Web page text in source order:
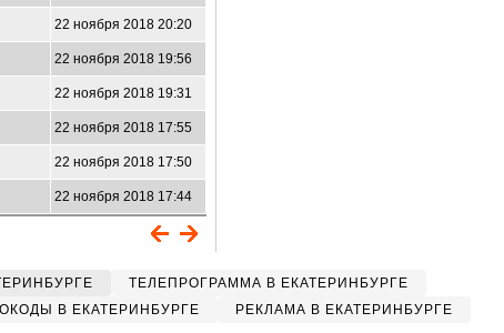
22 ноября 2018 20:20
22 ноября 2018 19:56
22 ноября 2018 19:31
22 ноября 2018 17:55
22 ноября 2018 17:50
22 ноября 2018 17:44
ТЕЛЕПРОГРАММА В ЕКАТЕРИНБУРГЕ
В ЕКАТЕРИНБУРГЕ РЕКЛАМА В ЕКАТЕРИНБУРГЕ